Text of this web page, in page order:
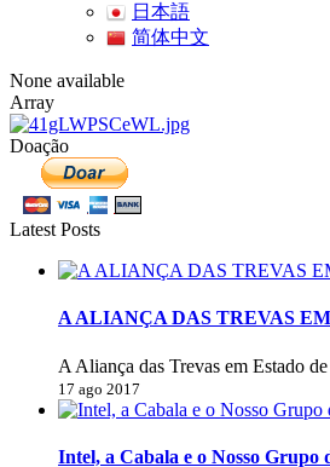
日本語
简体中文
None available
Array
Doação
Latest Posts
A ALIANÇA DAS TREVAS
A Aliança das Trevas em Estado
17 ago 2017
Intel, a Cabala e o Nosso Grupo